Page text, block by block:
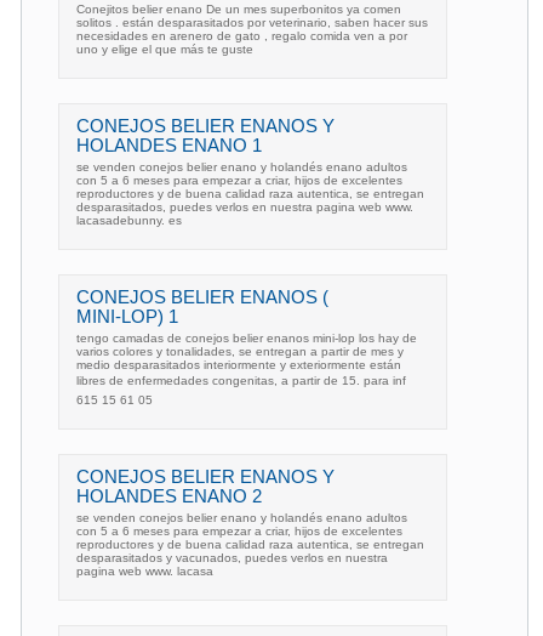
Conejitos belier enano De un mes superbonitos ya comen
solitos . están desparasitados por veterinario, saben hacer sus
necesidades en arenero de gato , regalo comida ven a por
uno y elige el que más te guste
CONEJOS BELIER ENANOS Y
HOLANDES ENANO 1
se venden conejos belier enano y holandés enano adultos
con 5 a 6 meses para empezar a criar, hijos de excelentes
reproductores y de buena calidad raza autentica, se entregan
desparasitados, puedes verlos en nuestra pagina web www.
lacasadebunny. es
CONEJOS BELIER ENANOS (
MINI-LOP) 1
tengo camadas de conejos belier enanos mini-lop los hay de
varios colores y tonalidades, se entregan a partir de mes y
medio desparasitados interiormente y exteriormente están
libres de enfermedades congenitas, a partir de 15. para inf
615 15 61 05
CONEJOS BELIER ENANOS Y
HOLANDES ENANO 2
se venden conejos belier enano y holandés enano adultos
con 5 a 6 meses para empezar a criar, hijos de excelentes
reproductores y de buena calidad raza autentica, se entregan
desparasitados y vacunados, puedes verlos en nuestra
pagina web www. lacasa